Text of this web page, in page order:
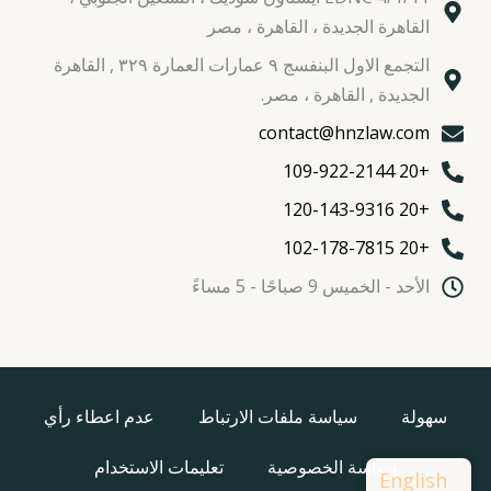
القاهرة الجديدة ، القاهرة ، مصر
التجمع الاول البنفسج ٩ عمارات العمارة ٣٢٩ , القاهرة
الجديدة , القاهرة ، مصر.
contact@hnzlaw.com
+20 109-922-2144
+20 120-143-9316
+20 102-178-7815
الأحد - الخميس 9 صباحًا - 5 مساءً
سهولة سياسة ملفات الارتباط عدم اعطاء رأي
سياسة الخصوصية تعليمات الاستخدام English